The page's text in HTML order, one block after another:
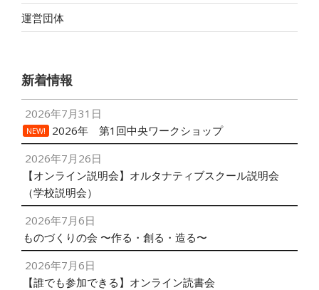
運営団体
新着情報
2026年7月31日
NEW!
2026年 第1回中央ワークショップ
2026年7月26日
【オンライン説明会】オルタナティブスクール説明会
（学校説明会）
2026年7月6日
ものづくりの会 〜作る・創る・造る〜
2026年7月6日
【誰でも参加できる】オンライン読書会